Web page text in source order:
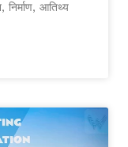
आतिथ्य